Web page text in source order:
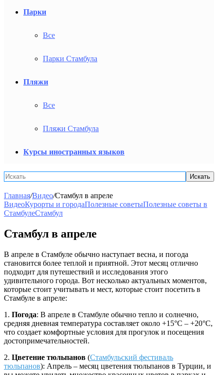
Парки
Все
Парки Стамбула
Пляжи
Все
Пляжи Стамбула
Курсы иностранных языков
Искать
Главная/Видео/Стамбул в апреле
ВидеоКурорты и городаПолезные советыПолезные советы в
СтамбулеСтамбул
Стамбул в апреле
В апреле в Стамбуле обычно наступает весна, и погода
становится более теплой и приятной. Этот месяц отлично
подходит для путешествий и исследования этого
удивительного города. Вот несколько актуальных моментов,
которые стоит учитывать и мест, которые стоит посетить в
Стамбуле в апреле:
1. Погода: В апреле в Стамбуле обычно тепло и солнечно,
средняя дневная температура составляет около +15°C – +20°C,
что создает комфортные условия для прогулок и посещения
достопримечательностей.
2. Цветение тюльпанов (Стамбульский фестиваль
тюльпанов): Апрель – месяц цветения тюльпанов в Турции, и